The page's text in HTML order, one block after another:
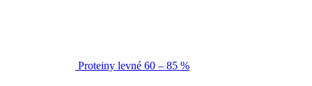
Proteiny levné 60 – 85 %